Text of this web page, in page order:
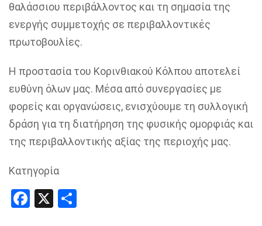
θαλάσσιου περιβάλλοντος και τη σημασία της
ενεργής συμμετοχής σε περιβαλλοντικές
πρωτοβουλίες.
Η προστασία του Κορινθιακού Κόλπου αποτελεί
ευθύνη όλων μας. Μέσα από συνεργασίες με
φορείς και οργανώσεις, ενισχύουμε τη συλλογική
δράση για τη διατήρηση της φυσικής ομορφιάς και
της περιβαλλοντικής αξίας της περιοχής μας.
Κατηγορία
Facebook
X